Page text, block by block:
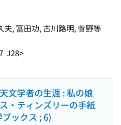
夫, 冨田功, 古川路明, 菅野等
J28>
文学者の生涯 : 私の娘
・ティンズリーの手紙
ックス ; 6)